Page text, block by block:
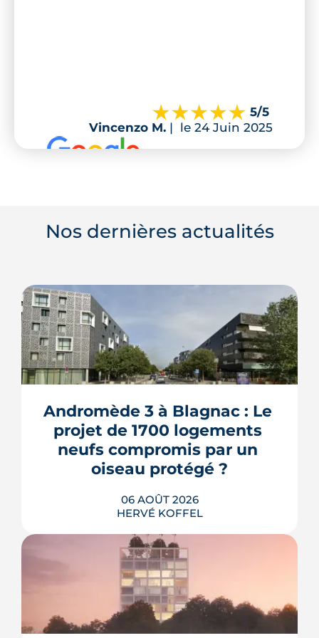
5/5
Vincenzo M. | le 24 Juin 2025
Nos dernières actualités
Andromède 3 à Blagnac : Le
projet de 1700 logements
neufs compromis par un
oiseau protégé ?
06 AOÛT 2026
HERVÉ KOFFEL
La troisième et dernière phase de
l'écoquartier Andromède doit livrer
près de 1 700 logements à partir de